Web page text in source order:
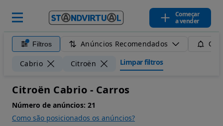
Começar
a vender
Filtros Anúncios Recomendados
Cabrio Citroën Limpar filtros
Citroën Cabrio - Carros
Número de anúncios: 21
Como são posicionados os anúncios?